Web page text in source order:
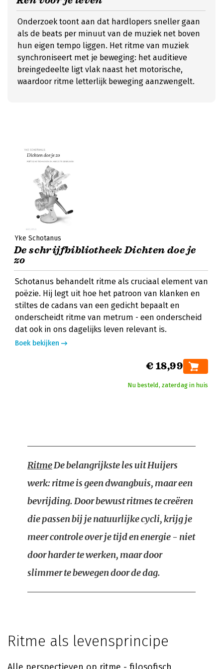
Onderzoek toont aan dat hardlopers sneller gaan
als de beats per minuut van de muziek net boven
hun eigen tempo liggen. Het ritme van muziek
synchroniseert met je beweging: het auditieve
breingedeelte ligt vlak naast het motorische,
waardoor ritme letterlijk beweging aanzwengelt.
Yke Schotanus
De schrijfbibliotheek Dichten doe je
zo
Schotanus behandelt ritme als cruciaal element van
poëzie. Hij legt uit hoe het patroon van klanken en
stiltes de cadans van een gedicht bepaalt en
onderscheidt ritme van metrum - een onderscheid
dat ook in ons dagelijks leven relevant is.
Boek bekijken
€ 18,99
Nu besteld, zaterdag in huis
RitmeDe belangrijkste les uit Huijers
werk: ritme is geen dwangbuis, maar een
bevrijding. Door bewust ritmes te creëren
die passen bij je natuurlijke cycli, krijg je
meer controle over je tijd en energie - niet
door harder te werken, maar door
slimmer te bewegen door de dag.
Ritme als levensprincipe